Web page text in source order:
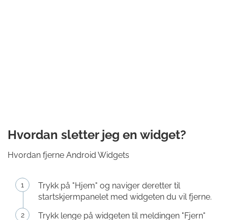
Hvordan sletter jeg en widget?
Hvordan fjerne Android Widgets
Trykk på "Hjem" og naviger deretter til
startskjermpanelet med widgeten du vil fjerne.
Trykk lenge på widgeten til meldingen "Fjern"